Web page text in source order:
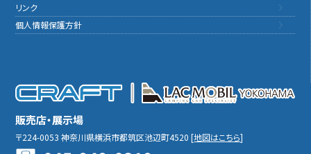
リンク
個人情報保護方針
販売店・展示場
〒224-0053神奈川県横浜市都筑区池辺町4520[地図はこちら]